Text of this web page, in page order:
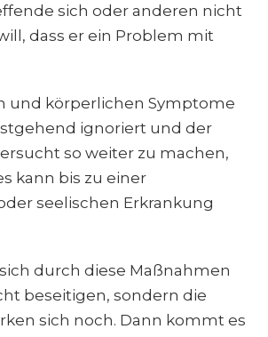
sich oder anderen nicht
dass er ein Problem mit
und körperlichen Symptome
ignoriert und der
so weiter zu machen,
kann bis zu einer
seelischen Erkrankung
durch diese Maßnahmen
beseitigen, sondern die
sich noch. Dann kommt es